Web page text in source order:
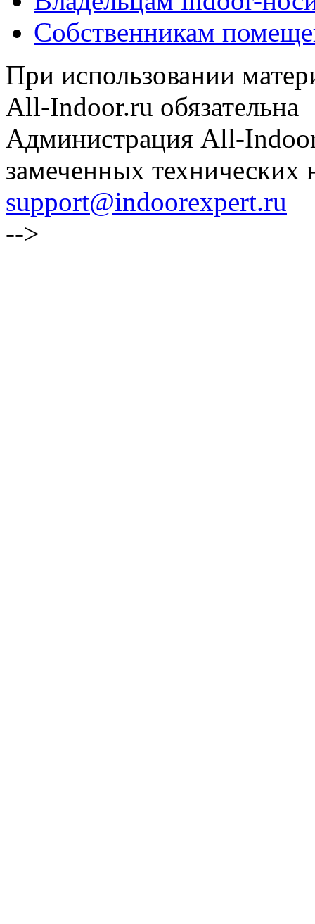
Собственникам
При использовании
All-Indoor.ru обязательна
Администрация All-
замеченных технических
support@indoorexpert.ru
-->